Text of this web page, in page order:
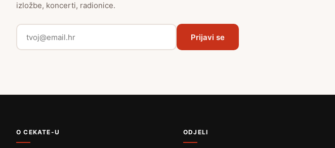
izložbe, koncerti, radionice.
Prijavi se
O CEKATE-U ODJELI